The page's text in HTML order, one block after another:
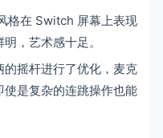
格在 Switch 屏幕上表现
，艺术感十足。
摇杆进行了优化，麦克
是复杂的连跳操作也能